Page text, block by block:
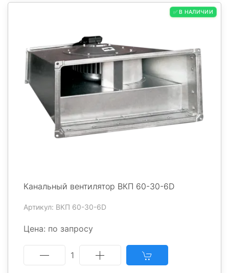
✅ В НАЛИЧИИ
Канальный вентилятор ВКП 60-30-6D
Артикул: ВКП 60-30-6D
Цена: по запросу
1